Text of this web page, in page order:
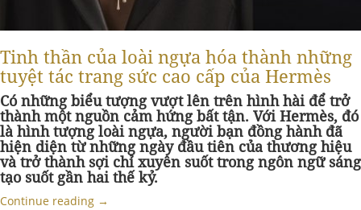
Tinh thần của loài ngựa hóa thành những
tuyệt tác trang sức cao cấp của Hermès
Có những biểu tượng vượt lên trên hình hài để trở
thành một nguồn cảm hứng bất tận. Với Hermès, đó
là hình tượng loài ngựa, người bạn đồng hành đã
hiện diện từ những ngày đầu tiên của thương hiệu
và trở thành sợi chỉ xuyên suốt trong ngôn ngữ sáng
tạo suốt gần hai thế kỷ.
Continue reading →